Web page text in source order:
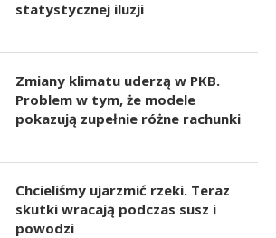
statystycznej iluzji
Zmiany klimatu uderzą w PKB.
Problem w tym, że modele
pokazują zupełnie różne rachunki
Chcieliśmy ujarzmić rzeki. Teraz
skutki wracają podczas susz i
powodzi